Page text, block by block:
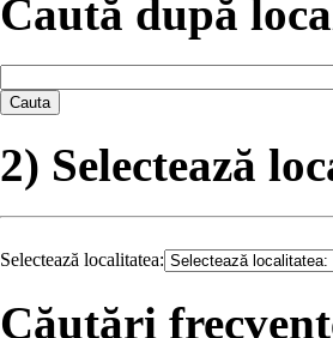
Caută după
2) Selectează
Selectează localitatea:
Căutări